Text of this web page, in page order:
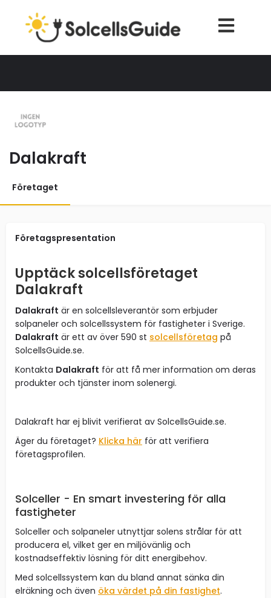
Dalakraft
Företaget
Företagspresentation
Upptäck solcellsföretaget
Dalakraft
Dalakraft är en solcellsleverantör som erbjuder
solpaneler och solcellssystem för fastigheter i Sverige.
Dalakraft är ett av över 590 st solcellsföretag på
SolcellsGuide.se.
Kontakta Dalakraft för att få mer information om deras
produkter och tjänster inom solenergi.
Dalakraft har ej blivit verifierat av SolcellsGuide.se.
Äger du företaget? Klicka här för att verifiera
företagsprofilen.
Solceller - En smart investering för alla
fastigheter
Solceller och solpaneler utnyttjar solens strålar för att
producera el, vilket ger en miljövänlig och
kostnadseffektiv lösning för ditt energibehov.
Med solcellssystem kan du bland annat sänka din
elräkning och även öka värdet på din fastighet.